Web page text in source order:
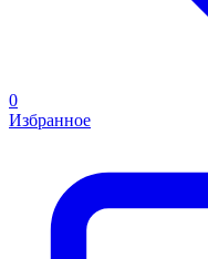
0
Избранное